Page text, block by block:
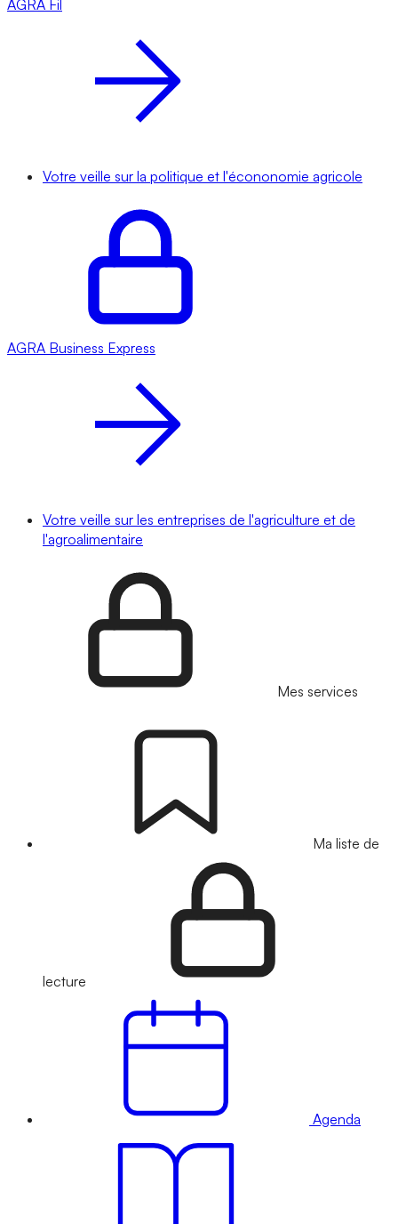
AGRA Fil
Votre veille sur la politique et l'écononomie agricole
AGRA Business Express
Votre veille sur les entreprises de l'agriculture et de
l'agroalimentaire
Mes services
Ma liste de
lecture
Agenda